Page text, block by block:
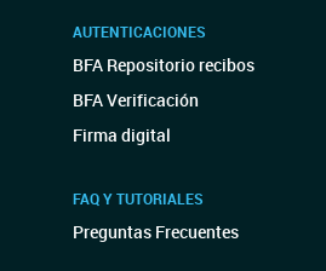
AUTENTICACIONES
BFA Repositorio recibos
BFA Verificación
Firma digital
FAQ Y TUTORIALES
Preguntas Frecuentes